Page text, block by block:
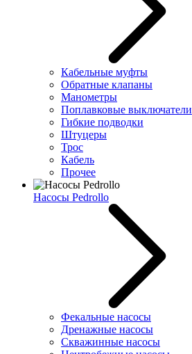
Кабельные муфты
Обратные клапаны
Манометры
Поплавковые выключатели
Гибкие подводки
Штуцеры
Трос
Кабель
Прочее
Насосы Pedrollo
Фекальные насосы
Дренажные насосы
Скважинные насосы